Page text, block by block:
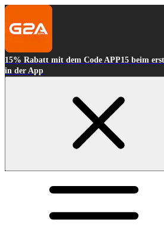
15% Rabatt mit dem Code APP15 beim
in der App